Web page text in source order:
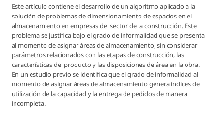
Este artículo contiene el desarrollo de un algoritmo aplicado a la
solución de problemas de dimensionamiento de espacios en el
almacenamiento en empresas del sector de la construcción. Este
problema se justifica bajo el grado de informalidad que se presenta
al momento de asignar áreas de almacenamiento, sin considerar
parámetros relacionados con las etapas de construcción, las
características del producto y las disposiciones de área en la obra.
En un estudio previo se identifica que el grado de informalidad al
momento de asignar áreas de almacenamiento genera índices de
utilización de la capacidad y la entrega de pedidos de manera
incompleta.